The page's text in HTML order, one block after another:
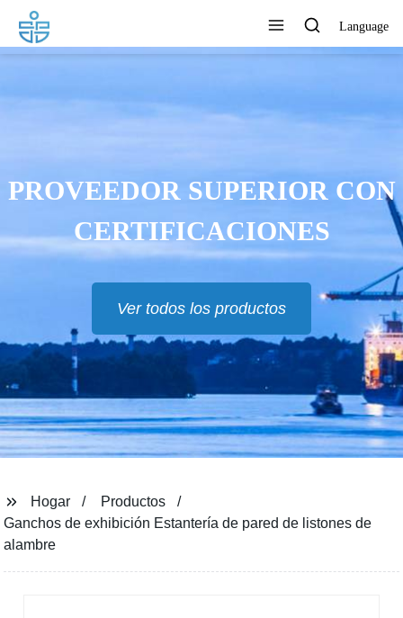
Language
EXPORTAN A EUR, RU, TH,
MAS Y MUCHOS OTROS
Ver todos los productos
Hogar
Productos
Ganchos de exhibición Estantería de pared de listones de
alambre